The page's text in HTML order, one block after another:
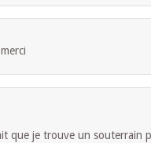
que je trouve un souterrain